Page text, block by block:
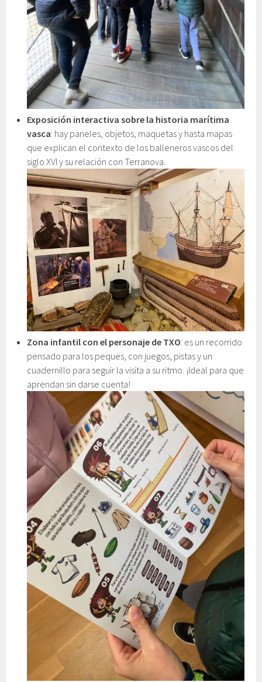
Exposición interactiva sobre la historia marítima
vasca: hay paneles, objetos, maquetas y hasta mapas
que explican el contexto de los balleneros vascos del
siglo XVI y su relación con Terranova.
Zona infantil con el personaje de TXO: es un recorrido
pensado para los peques, con juegos, pistas y un
cuadernillo para seguir la visita a su ritmo. ¡Ideal para que
aprendan sin darse cuenta!